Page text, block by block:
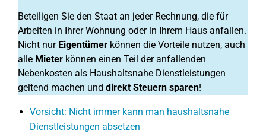
Beteiligen Sie den Staat an jeder Rechnung, die für
Arbeiten in Ihrer Wohnung oder in Ihrem Haus anfallen.
Nicht nur Eigentümer können die Vorteile nutzen, auch
alle Mieter können einen Teil der anfallenden
Nebenkosten als Haushaltsnahe Dienstleistungen
geltend machen und direkt Steuern sparen!
Vorsicht: Nicht immer kann man haushaltsnahe
Dienstleistungen absetzen